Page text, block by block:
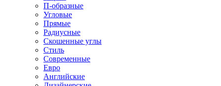
П-образные
Угловые
Прямые
Радиусные
Скошенные углы
Стиль
Современные
Евро
Английские